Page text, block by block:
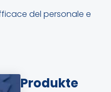
del personale e
Produkte